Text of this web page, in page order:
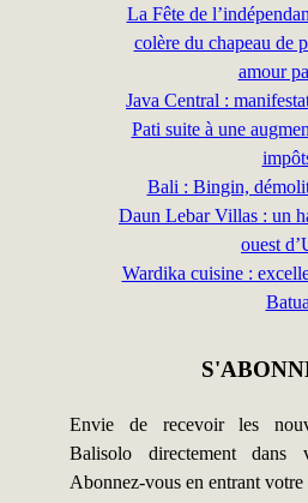
La Fête de
colère du chapeau de
amour
Java Central :
Pati suite à une
Bali : Bingin,
Daun Lebar Villas : un
ouest
Wardika cuisine :
Envie de recevoir les
Balisolo directement
Abonnez-vous en entrant